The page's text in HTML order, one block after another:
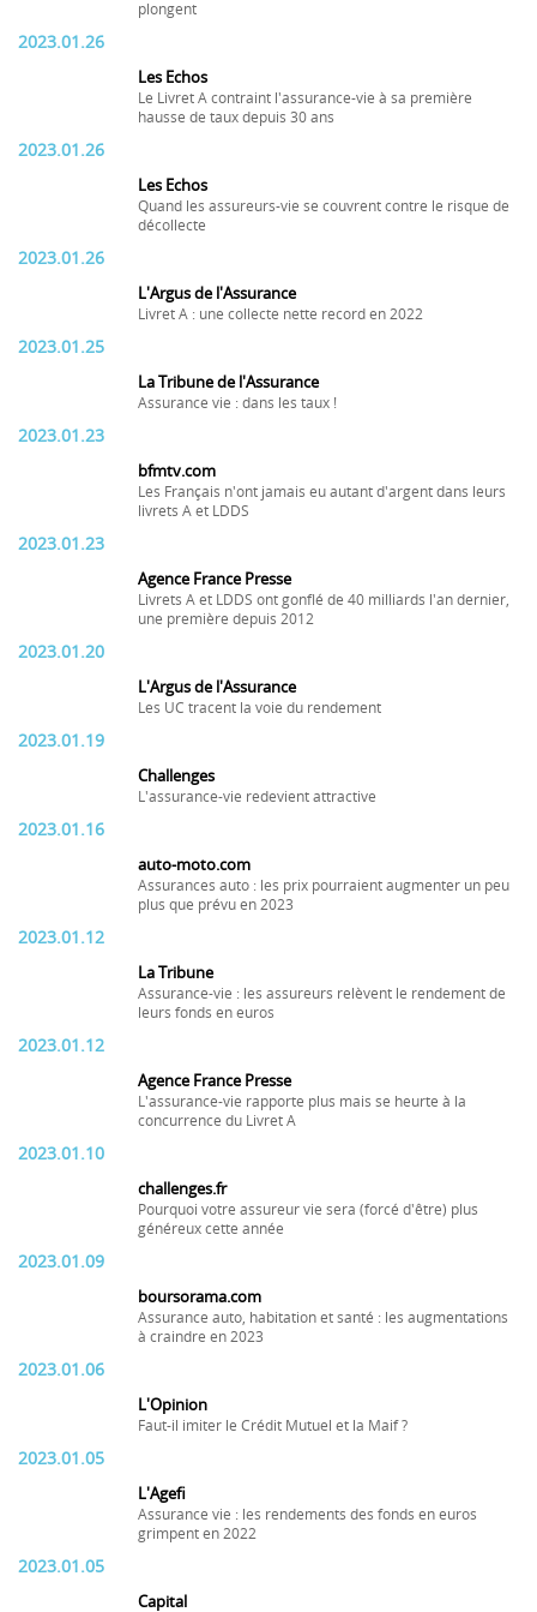
plongent
2023.01.26
Les Echos
Le Livret A contraint l'assurance-vie à sa première
hausse de taux depuis 30 ans
2023.01.26
Les Echos
Quand les assureurs-vie se couvrent contre le risque de
décollecte
2023.01.26
L'Argus de l'Assurance
Livret A : une collecte nette record en 2022
2023.01.25
La Tribune de l'Assurance
Assurance vie : dans les taux !
2023.01.23
bfmtv.com
Les Français n'ont jamais eu autant d'argent dans leurs
livrets A et LDDS
2023.01.23
Agence France Presse
Livrets A et LDDS ont gonflé de 40 milliards l'an dernier,
une première depuis 2012
2023.01.20
L'Argus de l'Assurance
Les UC tracent la voie du rendement
2023.01.19
Challenges
L'assurance-vie redevient attractive
2023.01.16
auto-moto.com
Assurances auto : les prix pourraient augmenter un peu
plus que prévu en 2023
2023.01.12
La Tribune
Assurance-vie : les assureurs relèvent le rendement de
leurs fonds en euros
2023.01.12
Agence France Presse
L'assurance-vie rapporte plus mais se heurte à la
concurrence du Livret A
2023.01.10
challenges.fr
Pourquoi votre assureur vie sera (forcé d'être) plus
généreux cette année
2023.01.09
boursorama.com
Assurance auto, habitation et santé : les augmentations
à craindre en 2023
2023.01.06
L'Opinion
Faut-il imiter le Crédit Mutuel et la Maif ?
2023.01.05
L'Agefi
Assurance vie : les rendements des fonds en euros
grimpent en 2022
2023.01.05
Capital